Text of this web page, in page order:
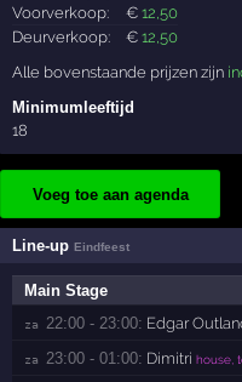
Voorverkoop:
€12 ,50
Deurverkoop:
€12 ,50
Alle bovenstaande prijzen zijn
Minimumleeftijd
18
Voeg toe aan agenda
Line-upEindfeest
Main Stage
za 22:00 - 23:00: Edgar
za 23:00 - 01:00: Dimitri house,